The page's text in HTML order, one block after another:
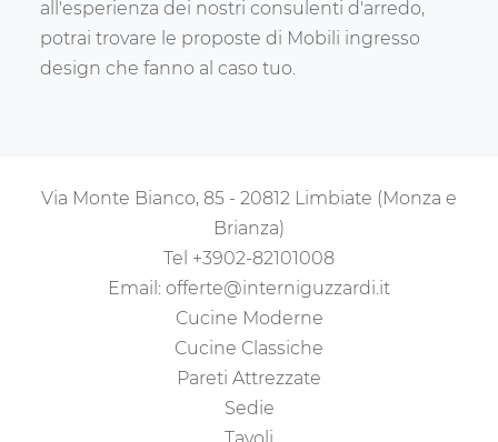
all'esperienza dei nostri consulenti d'arredo,
potrai trovare le proposte di Mobili ingresso
design che fanno al caso tuo.
Via Monte Bianco, 85 - 20812 Limbiate (Monza e
Brianza)
Tel +3902-82101008
Email: offerte@interniguzzardi.it
Cucine Moderne
Cucine Classiche
Pareti Attrezzate
Sedie